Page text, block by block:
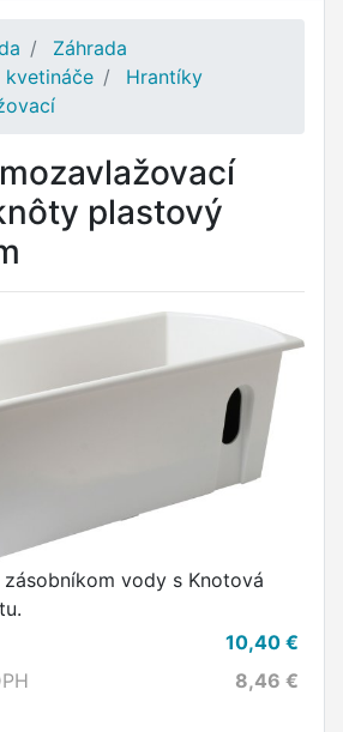
Záhrada
kvetináče
Hrantíky
plastový
zásobníkom vody s Knotová
10,40 €
8,46 €